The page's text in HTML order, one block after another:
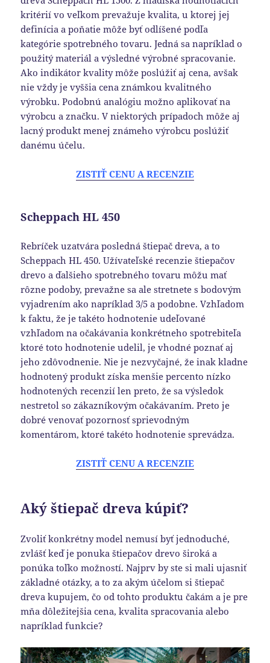
kritérií vo veľkom prevažuje kvalita, u ktorej jej
definícia a poňatie môže byť odlíšené podľa
kategórie spotrebného tovaru. Jedná sa napríklad o
použitý materiál a výsledné výrobné spracovanie.
Ako indikátor kvality môže poslúžiť aj cena, avšak
nie vždy je vyššia cena známkou kvalitného
výrobku. Podobnú analógiu možno aplikovať na
výrobcu a značku. V niektorých prípadoch môže aj
lacný produkt menej známeho výrobcu poslúžiť
danému účelu.
ZISTIŤ CENU A RECENZIE
Scheppach HL 450
Rebríček uzatvára posledná štiepač dreva, a to
Scheppach HL 450. Užívateľské recenzie štiepačov
drevo a ďalšieho spotrebného tovaru môžu mať
rôzne podoby, prevažne sa ale stretnete s bodovým
vyjadrením ako napríklad 3/5 a podobne. Vzhľadom
k faktu, že je takéto hodnotenie udeľované
vzhľadom na očakávania konkrétneho spotrebiteľa
ktoré toto hodnotenie udelil, je vhodné poznať aj
jeho zdôvodnenie. Nie je nezvyčajné, že inak kladne
hodnotený produkt získa menšie percento nízko
hodnotených recenzií len preto, že sa výsledok
nestretol so zákazníkovým očakávaním. Preto je
dobré venovať pozornosť sprievodným
komentárom, ktoré takéto hodnotenie sprevádza.
ZISTIŤ CENU A RECENZIE
Aký štiepač dreva kúpiť?
Zvoliť konkrétny model nemusí byť jednoduché,
zvlášť keď je ponuka štiepačov drevo široká a
ponúka toľko možností. Najprv by ste si mali ujasniť
základné otázky, a to za akým účelom si štiepač
dreva kupujem, čo od tohto produktu čakám a je pre
mňa dôležitejšia cena, kvalita spracovania alebo
napríklad funkcie?